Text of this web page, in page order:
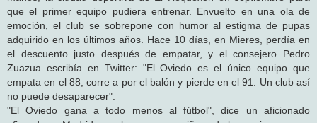
que el primer equipo pudiera entrenar. Envuelto en una ola de
emoción, el club se sobrepone con humor al estigma de pupas
adquirido en los últimos años. Hace 10 días, en Mieres, perdía en
el descuento justo después de empatar, y el consejero Pedro
Zuazua escribía en Twitter: "El Oviedo es el único equipo que
empata en el 88, corre a por el balón y pierde en el 91. Un club así
no puede desaparecer".
"El Oviedo gana a todo menos al fútbol", dice un aficionado